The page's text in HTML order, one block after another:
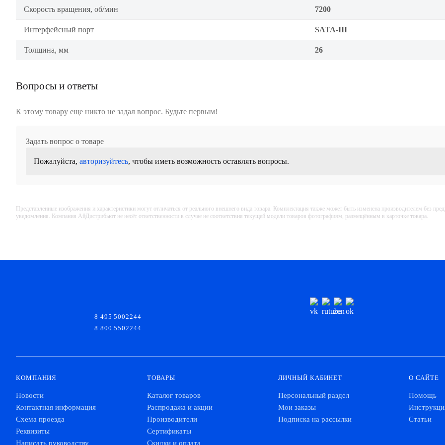
Скорость вращения, об/мин 7200
Интерфейсный порт SATA-III
Толщина, мм 26
Вопросы и ответы
К этому товару еще никто не задал вопрос. Будьте первым!
Задать вопрос о товаре
Пожалуйста, авторизуйтесь, чтобы иметь возможность оставлять вопросы.
Представленные изображения и характеристики могут отличаться от реального внешнего вида товара. Комплектация также может быть изменена производителем без
уведомления. Компания АйДистрибьют не несёт ответственности в случае не соответствия текущей модели товаров фотографиям, размещённым в карточке товара.
8 495 5002244
8 800 5502244
КОМПАНИЯ
Новости
Контактная информация
Схема проезда
Реквизиты
Написать руководству
ТОВАРЫ
Каталог товаров
Распродажа и акции
Производители
Сертификаты
Скидки и оплата
ЛИЧНЫЙ КАБИНЕТ
Персональный раздел
Мои заказы
Подписка на рассылки
О САЙТЕ
Помощь
Статьи